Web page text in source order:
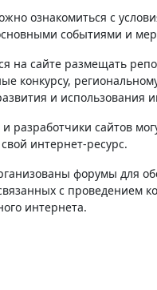
ознакомиться с
событиями и
на сайте размещать
конкурсу,
и использования
разработчики сайтов
интернет-ресурс.
форумы для
с проведением
интернета.